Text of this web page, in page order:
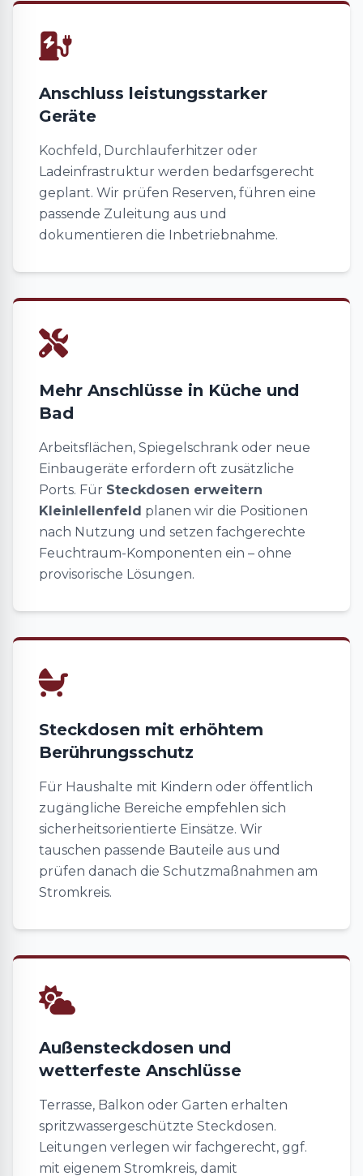
Anschluss leistungsstarker
Geräte
Kochfeld, Durchlauferhitzer oder
Ladeinfrastruktur werden bedarfsgerecht
geplant. Wir prüfen Reserven, führen eine
passende Zuleitung aus und
dokumentieren die Inbetriebnahme.
Mehr Anschlüsse in Küche und
Bad
Arbeitsflächen, Spiegelschrank oder neue
Einbaugeräte erfordern oft zusätzliche
Ports. Für Steckdosen erweitern
Kleinlellenfeld planen wir die Positionen
nach Nutzung und setzen fachgerechte
Feuchtraum-Komponenten ein – ohne
provisorische Lösungen.
Steckdosen mit erhöhtem
Berührungsschutz
Für Haushalte mit Kindern oder öffentlich
zugängliche Bereiche empfehlen sich
sicherheitsorientierte Einsätze. Wir
tauschen passende Bauteile aus und
prüfen danach die Schutzmaßnahmen am
Stromkreis.
Außensteckdosen und
wetterfeste Anschlüsse
Terrasse, Balkon oder Garten erhalten
spritzwassergeschützte Steckdosen.
Leitungen verlegen wir fachgerecht, ggf.
mit eigenem Stromkreis, damit